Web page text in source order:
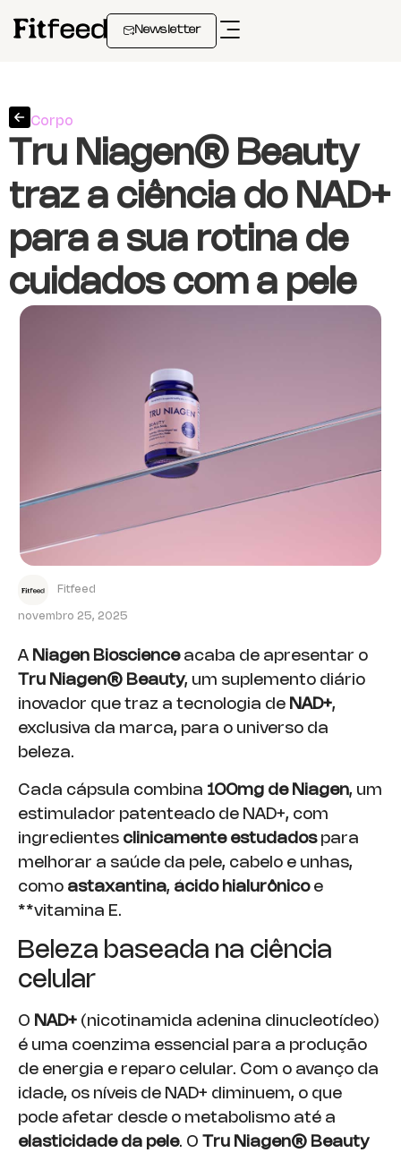
Newsletter
Corpo
Tru Niagen® Beauty
traz a ciência do NAD+
para a sua rotina de
cuidados com a pele
Fitfeed
novembro 25, 2025
A Niagen Bioscienceacaba de apresentar o
Tru Niagen® Beauty, um suplemento diário
inovador que traz a tecnologia de NAD+,
exclusiva da marca, para o universo da
beleza.
Cada cápsula combina 100mg de Niagen, um
estimulador patenteado de NAD+, com
ingredientes clinicamente estudadospara
melhorar a saúde da pele, cabelo e unhas,
como astaxantina, ácido hialurônicoe
**vitamina E.
Beleza baseada na ciência
celular
O NAD+ (nicotinamida adenina dinucleotídeo)
é uma coenzima essencial para a produção
de energia e reparo celular. Com o avanço da
idade, os níveis de NAD+ diminuem, o que
pode afetar desde o metabolismo até a
elasticidade da pele. O
Tru Niagen® Beauty